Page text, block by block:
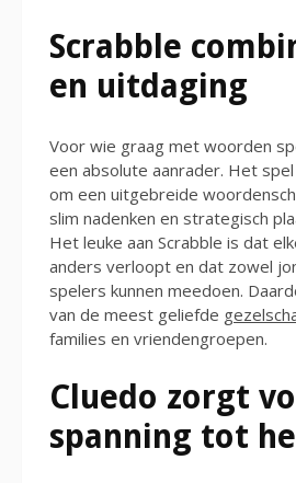
Scrabble
en uitdaging
Voor wie graag met woorden
een absolute aanrader. Het
om een uitgebreide
slim nadenken en strategisch
Het leuke aan Scrabble is dat
anders verloopt en dat zowel
spelers kunnen meedoen.
van de meest geliefde
families en vriendengroepen.
Cluedo zorgt
spanning tot